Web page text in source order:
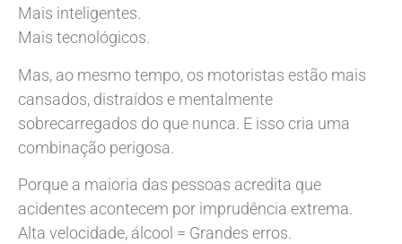
Mais inteligentes.
Mais tecnológicos.
Mas, ao mesmo tempo, os motoristas estão mais
cansados, distraídos e mentalmente
sobrecarregados do que nunca. E isso cria uma
combinação perigosa.
Porque a maioria das pessoas acredita que
acidentes acontecem por imprudência extrema.
Alta velocidade, álcool = Grandes erros.